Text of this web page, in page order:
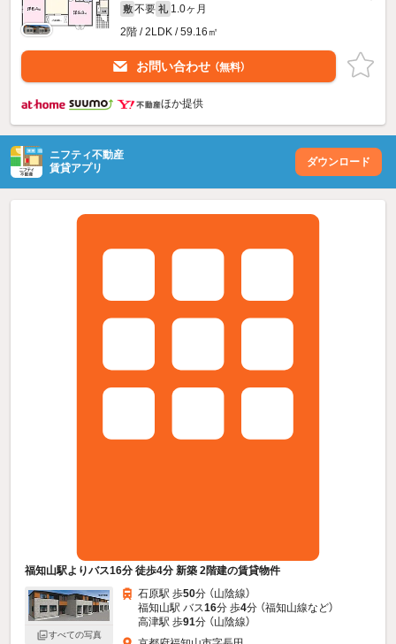
敷 不要 礼 1.0ヶ月
2階 / 2LDK / 59.16㎡
お問い合わせ （無料）
ほか提供
ニフティ不動産
賃貸アプリ
ダウンロード
福知山駅よりバス16分 徒歩4分 新築 2階建の賃貸物件
すべての写真
石原駅 歩50分 （山陰線）
福知山駅 バス16分 歩4分 （福知山線など）
高津駅 歩91分 （山陰線）